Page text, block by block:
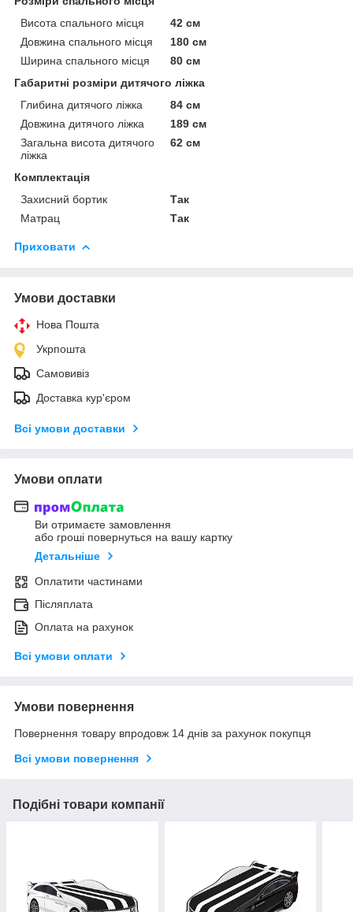
Висота спального місця
42 см
Довжина спального місця
180 см
Ширина спального місця
80 см
Габаритні розміри дитячого ліжка
Глибина дитячого ліжка
84 см
Довжина дитячого ліжка
189 см
Загальна висота дитячого
ліжка
62 см
Комплектація
Захисний бортик
Так
Матрац
Так
Приховати
Умови доставки
Нова Пошта
Укрпошта
Самовивіз
Доставка кур'єром
Всі умови доставки
Умови оплати
Ви отримаєте замовлення
або гроші повернуться на вашу картку
Детальніше
Оплатити частинами
Післяплата
Оплата на рахунок
Всі умови оплати
Умови повернення
Повернення товару впродовж 14 днів за рахунок покупця
Всі умови повернення
Подібні товари компанії